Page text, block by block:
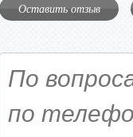
Оставить отзыв
По
по